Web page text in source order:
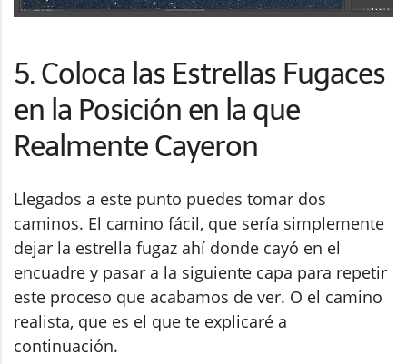
5. Coloca las Estrellas Fugaces
en la Posición en la que
Realmente Cayeron
Llegados a este punto puedes tomar dos
caminos. El camino fácil, que sería simplemente
dejar la estrella fugaz ahí donde cayó en el
encuadre y pasar a la siguiente capa para repetir
este proceso que acabamos de ver. O el camino
realista, que es el que te explicaré a
continuación.